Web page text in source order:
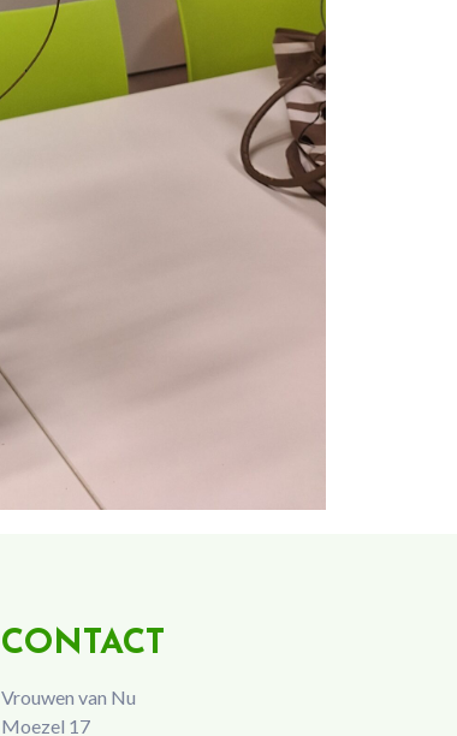
CONTACT
Vrouwen van Nu
Moezel 17